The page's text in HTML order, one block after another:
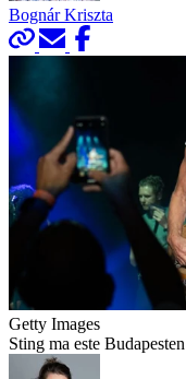
Bognár Kriszta
Getty Images
Sting ma este